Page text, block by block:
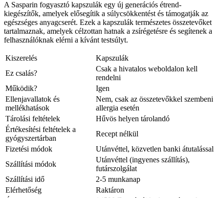
A Sasparin fogyasztó kapszulák egy új generációs étrend-
kiegészítők, amelyek elősegítik a súlycsökkentést és támogatják az
egészséges anyagcserét. Ezek a kapszulák természetes összetevőket
tartalmaznak, amelyek célzottan hatnak a zsírégetésre és segítenek a
felhasználóknak elérni a kívánt testsúlyt.
Kiszerelés
Kapszulák
Ez csalás?
Csak a hivatalos weboldalon kell
rendelni
Működik?
Igen
Ellenjavallatok és
mellékhatások
Nem, csak az összetevőkkel szembeni
allergia esetén
Tárolási feltételek
Hűvös helyen tárolandó
Értékesítési feltételek a
gyógyszertárban
Recept nélkül
Fizetési módok
Utánvéttel, közvetlen banki átutalással
Szállítási módok
Utánvéttel (ingyenes szállítás),
futárszolgálat
Szállítási idő
2-5 munkanap
Elérhetőség
Raktáron